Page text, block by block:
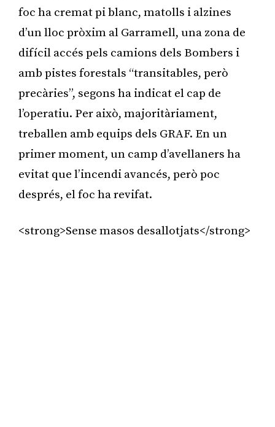
foc ha cremat pi blanc, matolls i alzines
d’un lloc pròxim al Garramell, una zona de
difícil accés pels camions dels Bombers i
amb pistes forestals “transitables, però
precàries”, segons ha indicat el cap de
l’operatiu. Per això, majoritàriament,
treballen amb equips dels GRAF. En un
primer moment, un camp d’avellaners ha
evitat que l’incendi avancés, però poc
després, el foc ha revifat.
<strong>Sense masos desallotjats</strong>